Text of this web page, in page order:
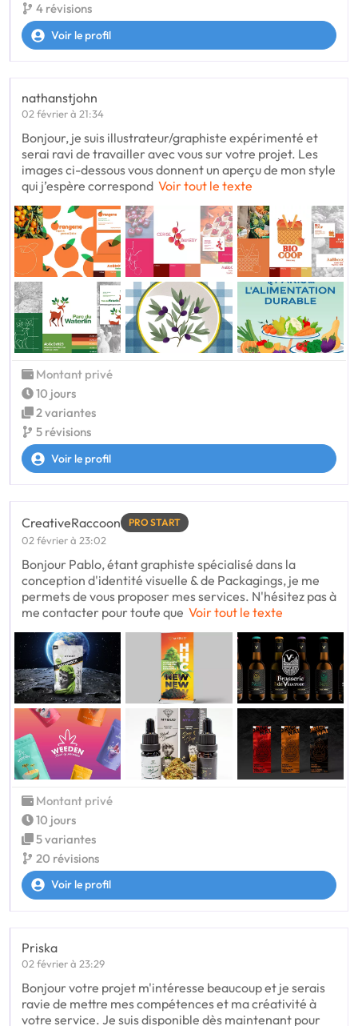
4 révisions
Voir le profil
nathanstjohn
02 février à 21:34
Bonjour, je suis illustrateur/graphiste expérimenté et
serai ravi de travailler avec vous sur votre projet. Les
images ci-dessous vous donnent un aperçu de mon style
qui j’espère correspond Voir tout le texte
Montant privé
10 jours
2 variantes
5 révisions
Voir le profil
CreativeRaccoon PRO START
02 février à 23:02
Bonjour Pablo, étant graphiste spécialisé dans la
conception d'identité visuelle & de Packagings, je me
permets de vous proposer mes services. N'hésitez pas à
me contacter pour toute que Voir tout le texte
Montant privé
10 jours
5 variantes
20 révisions
Voir le profil
Priska
02 février à 23:29
Bonjour votre projet m'intéresse beaucoup et je serais
ravie de mettre mes compétences et ma créativité à
votre service. Je suis disponible dès maintenant pour